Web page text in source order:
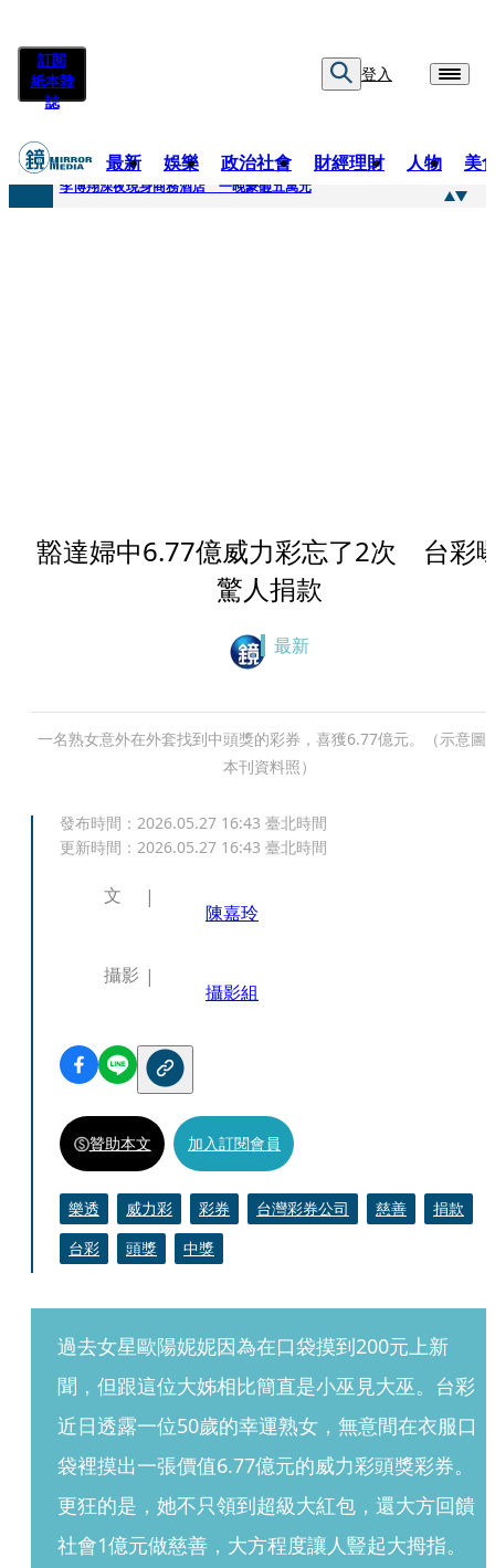
訂閱
紙本雜
誌
登入
最新 娛樂 政治社會 財經理財 人物 美
快訊
李博翔深夜現身商務酒店 一晚豪砸五萬元
豁達婦中6.77億威力彩忘了2次 台彩
驚人捐款
最新
一名熟女意外在外套找到中頭獎的彩券，喜獲6.77億元。（示意圖
本刊資料照）
發布時間： 2026.05.27 16:43 臺北時間
更新時間： 2026.05.27 16:43 臺北時間
文
陳嘉玲
攝影
攝影組
贊助本文 加入訂閱會員
樂透 威力彩 彩券 台灣彩券公司 慈善
捐款
台彩
頭獎 中獎
過去女星歐陽妮妮因為在口袋摸到200元上新
聞，但跟這位大姊相比簡直是小巫見大巫。台彩
近日透露一位50歲的幸運熟女，無意間在衣服口
袋裡摸出一張價值6.77億元的威力彩頭獎彩券。
更狂的是，她不只領到超級大紅包，還大方回饋
社會1億元做慈善，大方程度讓人豎起大拇指。